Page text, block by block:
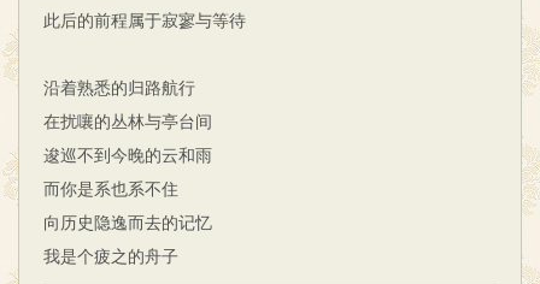
此后的前程属于寂寥与等待
沿着熟悉的归路航行
在扰嚷的丛林与亭台间
逡巡不到今晚的云和雨
而你是系也系不住
向历史隐逸而去的记忆
我是个疲之的舟子